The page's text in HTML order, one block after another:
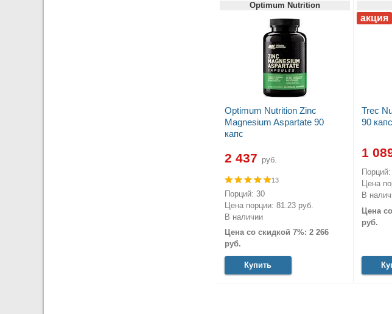
Optimum Nutrition
Optimum Nutrition Zinc
Magnesium Aspartate 90
капс
2 437 руб.
13
Порций: 30
Цена порции: 81.23 руб.
В наличии
Цена со скидкой 7%: 2 266
руб.
Купить
Trec
90 капс
1
Цена
В
Цена
руб.